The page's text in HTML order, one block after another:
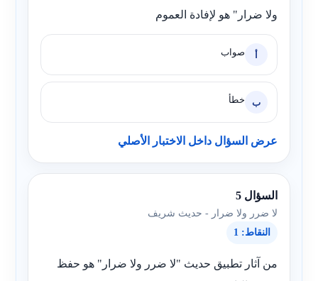
ولا ضرار" هو لإفادة العموم
أ صواب
ب خطأ
عرض السؤال داخل الاختبار الأصلي
السؤال 5
لا ضرر ولا ضرار - حديث شريف
النقاط: 1
من آثار تطبيق حديث "لا ضرر ولا ضرار" هو حفظ